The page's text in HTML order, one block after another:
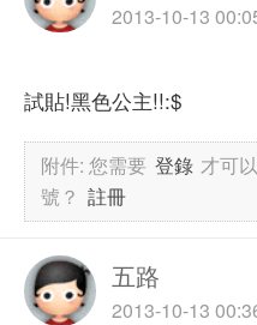
2013-10-13
試貼!黑色公主!!:$
附件:您需要 登錄 才可
號？ 註冊
五路
2013-10-13